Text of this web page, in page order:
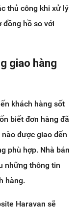
thủ công khi xử lý
đồng hồ so với
giao hàng
khách hàng sốt
biết đơn hàng đã
được giao đến
phù hợp. Nhà bán
những thông tin
hàng.
Haravan sẽ